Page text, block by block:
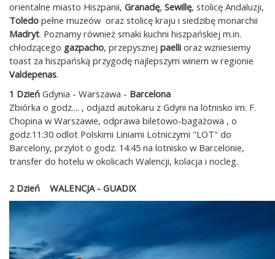
orientalne miasto Hiszpanii, Granadę, Sewillę, stolicę Andaluzji,
Toledo pełne muzeów oraz stolicę kraju i siedzibę monarchii
Madryt. Poznamy również smaki kuchni hiszpańskiej m.in.
chłodzącego gazpacho, przepysznej paelli oraz wzniesiemy
toast za hiszpańską przygodę najlepszym winem w regionie
Valdepenas.
1 Dzień Gdynia - Warszawa - Barcelona
Zbiórka o godz.... , odjazd autokaru z Gdyni na lotnisko im. F.
Chopina w Warszawie, odprawa biletowo-bagażowa , o
godz.11:30 odlot Polskimi Liniami Lotniczymi "LOT" do
Barcelony, przylot o godz. 14:45 na lotnisko w Barcelonie,
transfer do hotelu w okolicach Walencji, kolacja i nocleg.
2 Dzień WALENCJA - GUADIX